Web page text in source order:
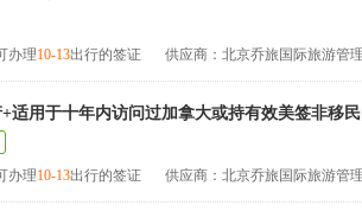
办理10-13出行的签证 供应商：北京乔旅国际旅游管
+适用于十年内访问过加拿大或持有效美签非移
办理10-13出行的签证 供应商：北京乔旅国际旅游管